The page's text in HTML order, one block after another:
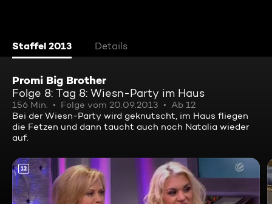
Staffel 2013 Details
Promi Big Brother
Folge 8: Tag 8: Wiesn-Party im Haus
156 Min. Folge vom 20.09.2013
Ab 12
Bei der Wiesn-Party wird geknutscht, im Haus fliegen
die Fetzen und dann taucht auch noch Natalia wieder
auf.
12